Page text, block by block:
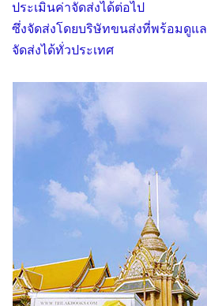
ประเมินค่าจัดส่งได้ต่อไป
ซึ่งจัดส่งโดยบริษัทขนส่งที่พร้อมดูแล
จัดส่งได้ทั่วประเทศ